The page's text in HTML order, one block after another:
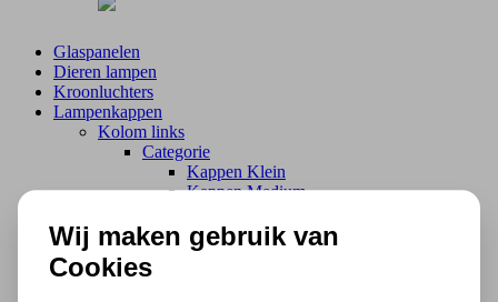
Glaspanelen
Dieren lampen
Kroonluchters
Lampenkappen
Kolom links
Categorie
Kappen Klein
Kappen Medium
Lampenkappen
Lampvoeten en ophangingen
Wij maken gebruik van
Cookies